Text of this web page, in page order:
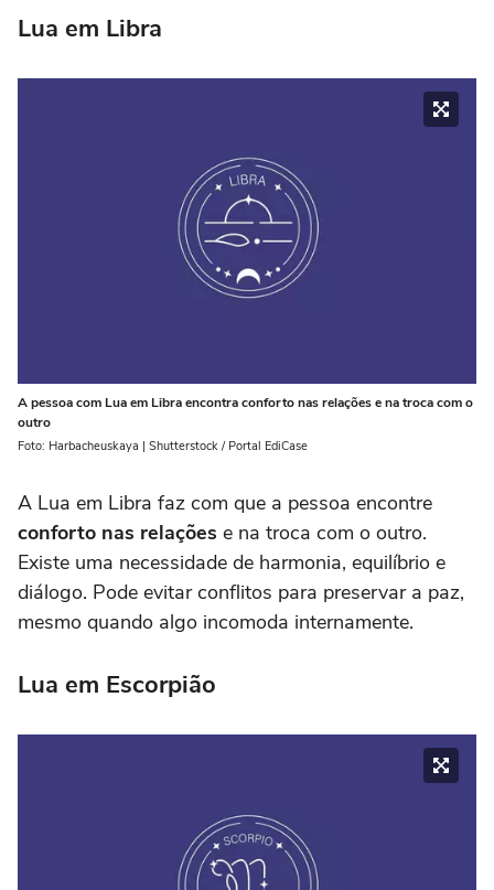
Lua em Libra
A pessoa com Lua em Libra encontra conforto nas relações e na troca com o
outro
Foto: Harbacheuskaya | Shutterstock / Portal EdiCase
A Lua em Libra faz com que a pessoa encontre
conforto nas relações e na troca com o outro.
Existe uma necessidade de harmonia, equilíbrio e
diálogo. Pode evitar conflitos para preservar a paz,
mesmo quando algo incomoda internamente.
Lua em Escorpião